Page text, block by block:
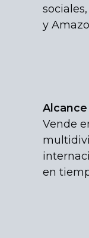
y
Alcance
Vende
en